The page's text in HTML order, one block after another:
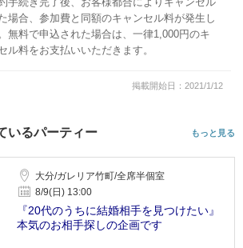
場合、参加費と同額のキャンセル料が発生し
無料で申込された場合は、一律1,000円のキ
ル料をお支払いいただきます。
掲載開始日：2021/1/12
いるパーティー もっと見る
大分/ガレリア竹町/全席半個室
8/9(日) 13:00
『20代のうちに結婚相手を見つけたい』
本気のお相手探しの企画です